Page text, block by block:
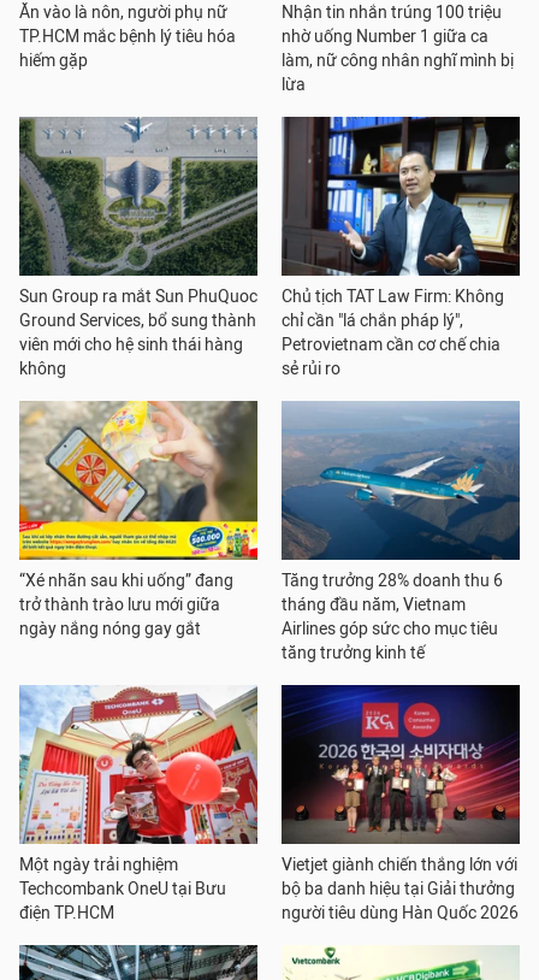
Ăn vào là nôn, người phụ nữ
TP.HCM mắc bệnh lý tiêu hóa
hiếm gặp
Nhận tin nhắn trúng 100 triệu
nhờ uống Number 1 giữa ca
làm, nữ công nhân nghĩ mình bị
lừa
Sun Group ra mắt Sun PhuQuoc
Ground Services, bổ sung thành
viên mới cho hệ sinh thái hàng
không
Chủ tịch TAT Law Firm: Không
chỉ cần "lá chắn pháp lý",
Petrovietnam cần cơ chế chia
sẻ rủi ro
“Xé nhãn sau khi uống” đang
trở thành trào lưu mới giữa
ngày nắng nóng gay gắt
Tăng trưởng 28% doanh thu 6
tháng đầu năm, Vietnam
Airlines góp sức cho mục tiêu
tăng trưởng kinh tế
Một ngày trải nghiệm
Techcombank OneU tại Bưu
điện TP.HCM
Vietjet giành chiến thắng lớn với
bộ ba danh hiệu tại Giải thưởng
người tiêu dùng Hàn Quốc 2026